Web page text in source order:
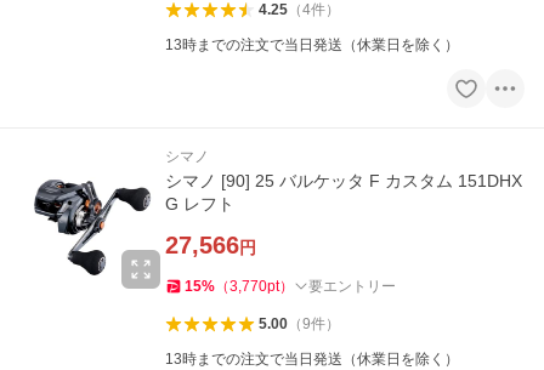
4.25（4件）
13時までの注文で当日発送（休業日を除く）
シマノ
シマノ [90] 25 バルケッタ F カスタム 151DHX
G レフト
27,566円
15% （3,770pt） 要エントリー
5.00（9件）
13時までの注文で当日発送（休業日を除く）